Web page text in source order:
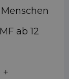
ab 12
+